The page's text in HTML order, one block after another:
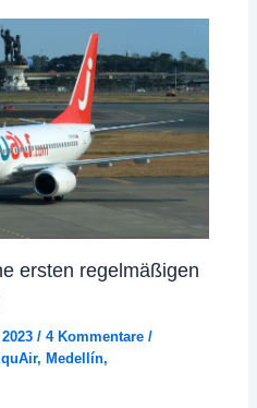
ersten regelmäßigen
2023/4 Kommentare /
,Medellín,